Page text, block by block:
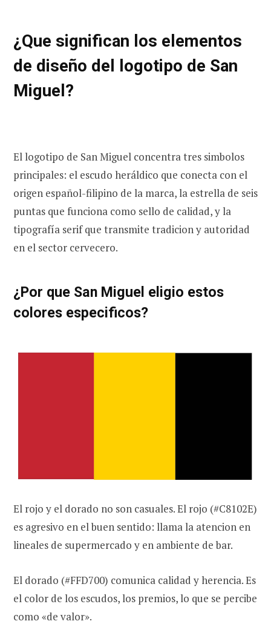
¿Que significan los elementos
de diseño del logotipo de San
Miguel?
El logotipo de San Miguel concentra tres simbolos
principales: el escudo heráldico que conecta con el
origen español-filipino de la marca, la estrella de seis
puntas que funciona como sello de calidad, y la
tipografía serif que transmite tradicion y autoridad
en el sector cervecero.
¿Por que San Miguel eligio estos
colores especificos?
El rojo y el dorado no son casuales. El rojo (#C8102E)
es agresivo en el buen sentido: llama la atencion en
lineales de supermercado y en ambiente de bar.
El dorado (#FFD700) comunica calidad y herencia. Es
el color de los escudos, los premios, lo que se percibe
como «de valor».